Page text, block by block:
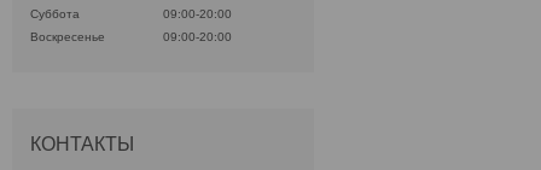
Суббота
09:00-20:00
Воскресенье
09:00-20:00
КОНТАКТЫ